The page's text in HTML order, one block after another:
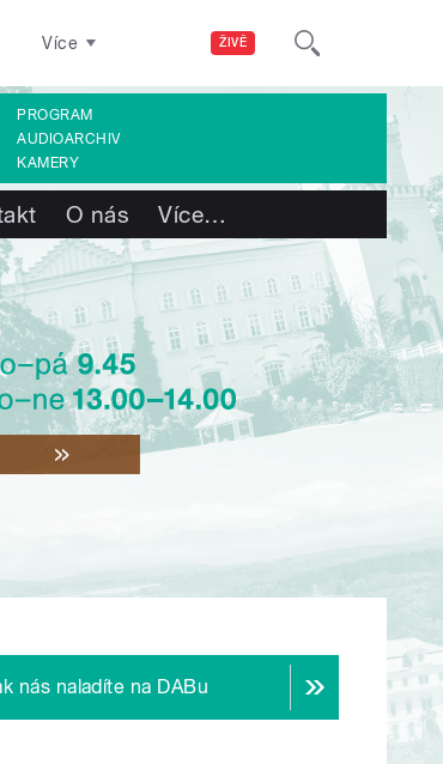
ŽIVĚ
Více
PROGRAM
AUDIOARCHIV
KAMERY
O nás Více…
nás naladíte na DABu